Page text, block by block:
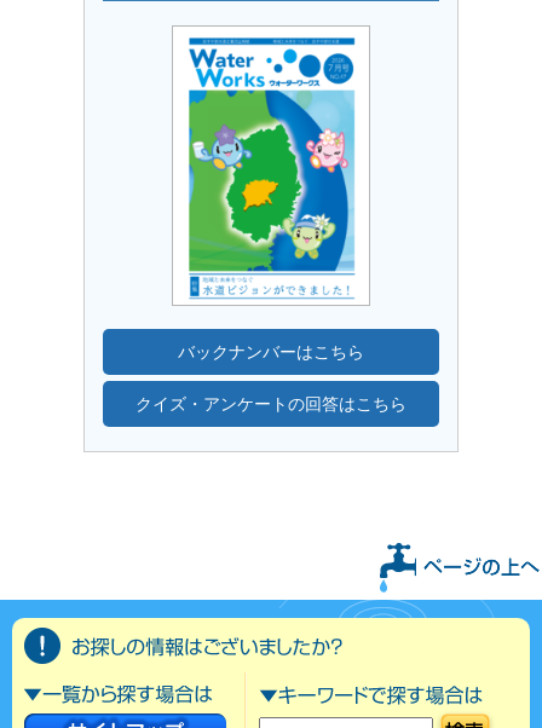
バックナンバーはこちら
クイズ・アンケートの回答はこちら